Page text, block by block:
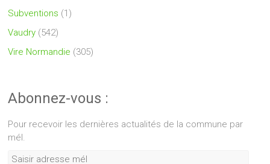
Subventions (1)
Vaudry (542)
Vire Normandie (305)
Abonnez-vous :
Pour recevoir les dernières actualités de la commune par
mél.
Saisir